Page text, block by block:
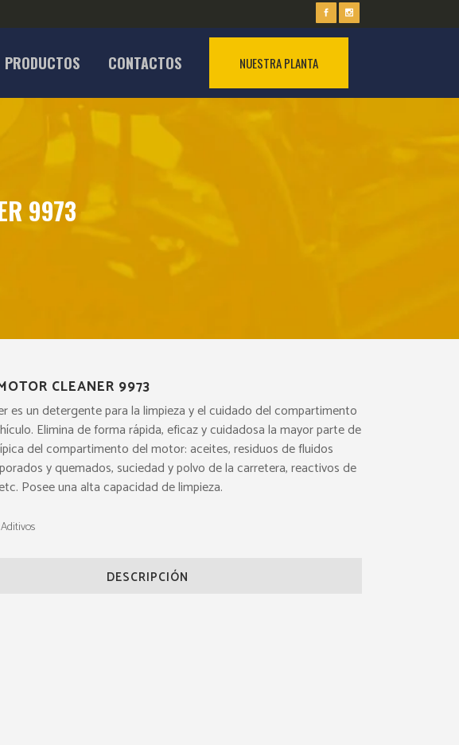
NUESTRA PLANTA
PRODUCTOS CONTACTOS
9973
CLEANER 9973
es un detergente para la limpieza y el cuidado del compartimento
Elimina de forma rápida, eficaz y cuidadosa la mayor parte de
del compartimento del motor: aceites, residuos de fluidos
y quemados, suciedad y polvo de la carretera, reactivos de
Posee una alta capacidad de limpieza.
Aditivos
DESCRIPCIÓN